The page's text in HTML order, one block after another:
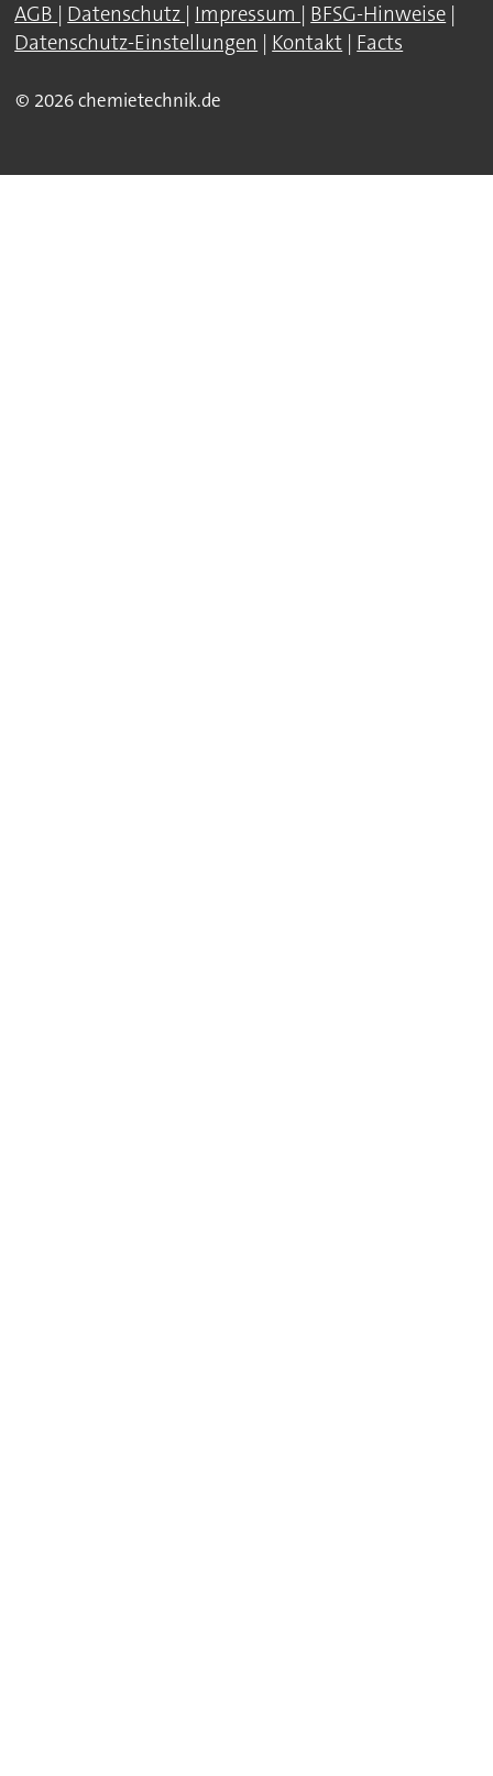
AGB | Datenschutz | Impressum | BFSG-Hinweise |
Datenschutz-Einstellungen | Kontakt | Facts
© 2026 chemietechnik.de